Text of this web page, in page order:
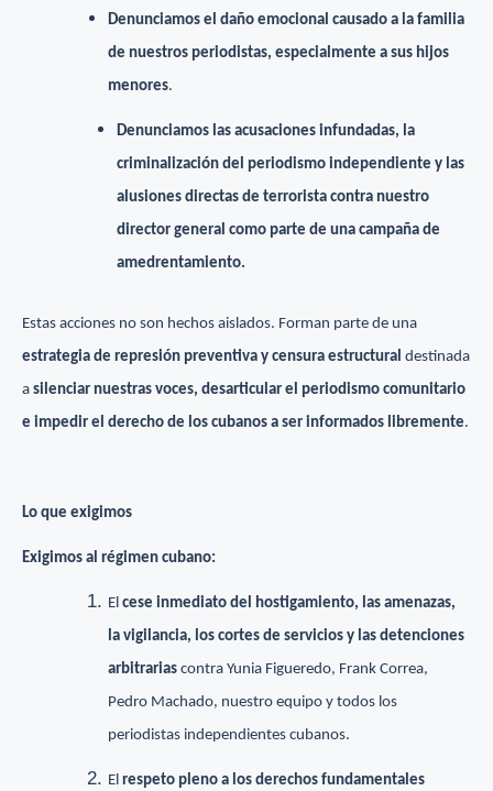
Denunciamos el daño emocional causado a la familia
de nuestros periodistas, especialmente a sus hijos
menores.
Denunciamos las acusaciones infundadas, la
criminalización del periodismo independiente y las
alusiones directas de terrorista contra nuestro
director general como parte de una campaña de
amedrentamiento.
Estas acciones no son hechos aislados. Forman parte de una
estrategia de represión preventiva y censura estructural destinada
a silenciar nuestras voces, desarticular el periodismo comunitario
e impedir el derecho de los cubanos a ser informados libremente.
Lo que exigimos
Exigimos al régimen cubano:
Elcese inmediato del hostigamiento, las amenazas,
la vigilancia, los cortes de servicios y las detenciones
arbitrarias contra Yunia Figueredo, Frank Correa,
Pedro Machado, nuestro equipo y todos los
periodistas independientes cubanos.
Elrespeto pleno a los derechos fundamentales